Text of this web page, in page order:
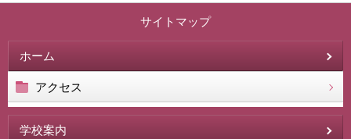
サイトマップ
ホーム
アクセス
学校案内